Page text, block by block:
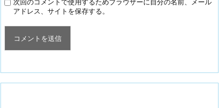
次回のコメントで使用するためブラウザーに自分の名前、メール
アドレス、サイトを保存する。